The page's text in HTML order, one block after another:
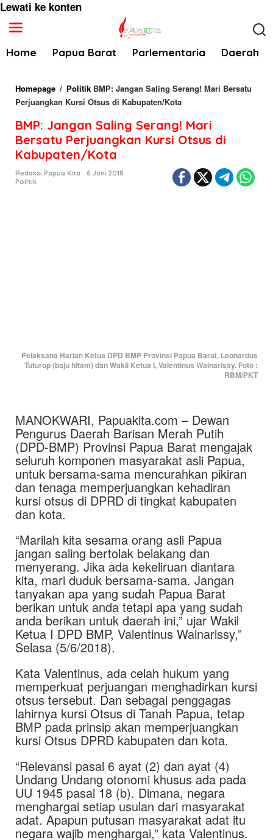
Lewati ke konten
Home Papua Barat Parlementaria Daerah
Homepage / Politik BMP: Jangan Saling Serang! Mari Bersatu
Perjuangkan Kursi Otsus di Kabupaten/Kota
BMP: Jangan Saling Serang! Mari
Bersatu Perjuangkan Kursi Otsus di
Kabupaten/Kota
Redaksi Papua Kita
6 Juni 2018
Politik
Pelaksana Harian Ketua DPD BMP Provinsi Papua Barat, Leonardus
Tuturop (baju hitam) dan Wakil Ketua I, Valentinus Wainarissy. Foto :
RBM/PKT
MANOKWARI, Papuakita.com – Dewan
Pengurus Daerah Barisan Merah Putih
(DPD-BMP) Provinsi Papua Barat mengajak
seluruh komponen masyarakat asli Papua,
untuk bersama-sama mencurahkan pikiran
dan tenaga memperjuangkan kehadiran
kursi otsus di DPRD di tingkat kabupaten
dan kota.
“Marilah kita sesama orang asli Papua
jangan saling bertolak belakang dan
menyerang. Jika ada kekeliruan diantara
kita, mari duduk bersama-sama. Jangan
tanyakan apa yang sudah Papua Barat
berikan untuk anda tetapi apa yang sudah
anda berikan untuk daerah ini,” ujar Wakil
Ketua I DPD BMP, Valentinus Wainarissy,”
Selasa (5/6/2018).
Kata Valentinus, ada celah hukum yang
memperkuat perjuangan menghadirkan kursi
otsus tersebut. Dan sebagai penggagas
lahirnya kursi Otsus di Tanah Papua, tetap
BMP pada prinsip akan memperjuangkan
kursi Otsus DPRD kabupaten dan kota.
“Relevansi pasal 6 ayat (2) dan ayat (4)
Undang Undang otonomi khusus ada pada
UU 1945 pasal 18 (b). Dimana, negara
menghargai setiap usulan dari masyarakat
adat. Apapun putusan masyarakat adat itu
negara wajib menghargai,” kata Valentinus.